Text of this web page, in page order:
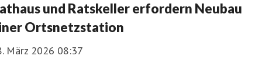
und Ratskeller erfordern Neubau
Ortsnetzstation
März 2026 08:37